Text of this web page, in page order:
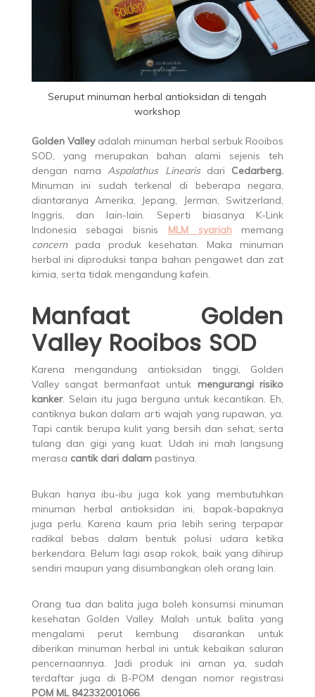
Seruput minuman herbal antioksidan di tengah
workshop
Golden Valleyadalah minuman herbal serbuk Rooibos
SOD, yang merupakan bahan alami sejenis teh
dengan namaAspalathus Linearisdari Cedarberg.
Minuman ini sudah terkenal di beberapa negara,
diantaranya Amerika, Jepang, Jerman, Switzerland,
Inggris, dan lain-lain. Seperti biasanya K-Link
Indonesia sebagai bisnis MLM syariahmemang
concernpada produk kesehatan. Maka minuman
herbal ini diproduksi tanpa bahan pengawet dan zat
kimia, serta tidak mengandung kafein.
Manfaat Golden
Valley Rooibos SOD
Karena mengandung antioksidan tinggi, Golden
Valley sangat bermanfaat untuk mengurangi risiko
kanker. Selain itu juga berguna untuk kecantikan. Eh,
cantiknya bukan dalam arti wajah yang rupawan, ya.
Tapi cantik berupa kulit yang bersih dan sehat, serta
tulang dan gigi yang kuat. Udah ini mah langsung
merasa cantik dari dalampastinya.
Bukan hanya ibu-ibu juga kok yang membutuhkan
minuman herbal antioksidan ini, bapak-bapaknya
juga perlu. Karena kaum pria lebih sering terpapar
radikal bebas dalam bentuk polusi udara ketika
berkendara. Belum lagi asap rokok, baik yang dihirup
sendiri maupun yang disumbangkan oleh orang lain.
Orang tua dan balita juga boleh konsumsi minuman
kesehatan Golden Valley. Malah untuk balita yang
mengalami perut kembung disarankan untuk
diberikan minuman herbal ini untuk kebaikan saluran
pencernaannya. Jadi produk ini aman ya, sudah
terdaftar juga di B-POM dengan nomor registrasi
POM ML 842332001066.